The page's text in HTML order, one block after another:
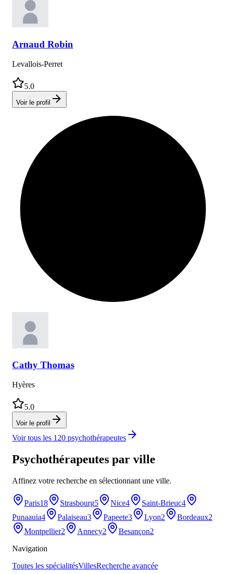
Arnaud Robin
Levallois-Perret
5.0
Voir le profil
Cathy Thomas
Hyères
5.0
Voir le profil
Voir tous les 120 psychothérapeutes
Psychothérapeutes par ville
Affinez votre recherche en sélectionnant une ville.
Paris18 Strasbourg5 Nice4 Saint-Brieuc4
Punaauia4 Palaiseau3 Papeete3 Lyon2 Bordeaux2
Montpellier2 Annecy2 Besançon2
Navigation
Toutes les spécialitésVillesRecherche avancée